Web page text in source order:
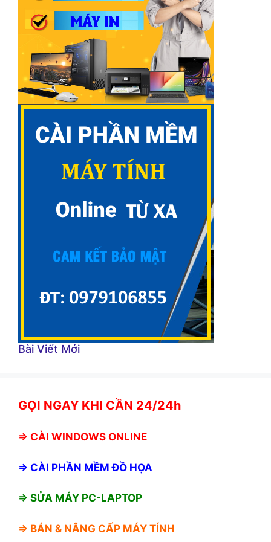
Bài Viết Mới
GỌI NGAY KHI CẦN 24/24h
⇒ CÀI WINDOWS ONLINE
⇒ CÀI PHẦN MỀM ĐỒ HỌA
⇒ SỬA MÁY PC-LAPTOP
⇒ BÁN & NÂNG CẤP MÁY TÍNH